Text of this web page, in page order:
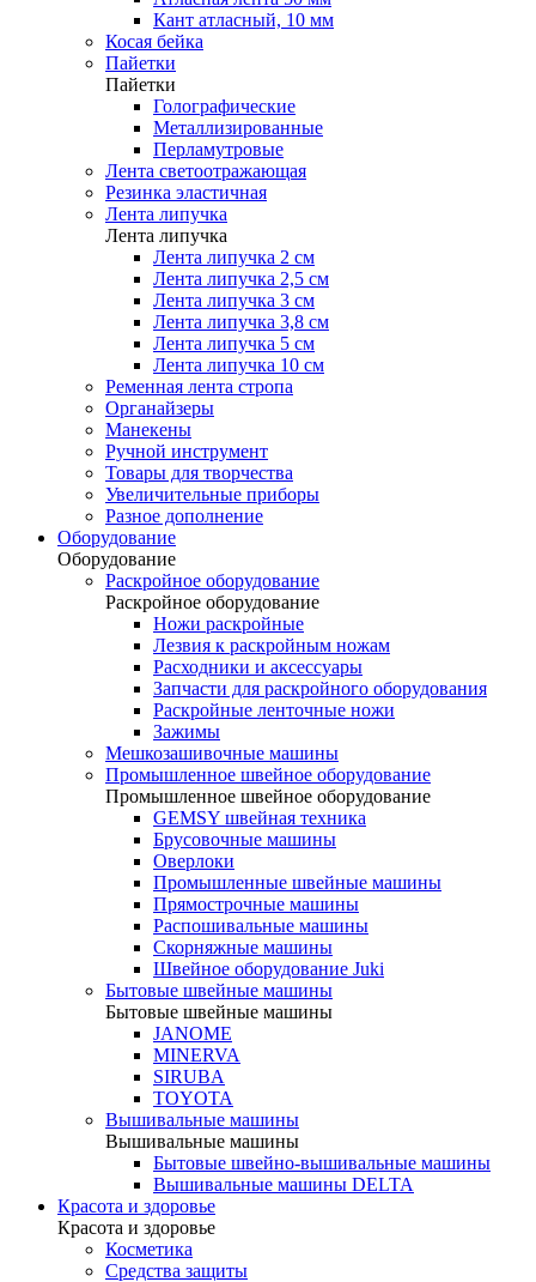
Кант атласный, 10 мм
Косая бейка
Пайетки
Пайетки
Голографические
Металлизированные
Перламутровые
Лента светоотражающая
Резинка эластичная
Лента липучка
Лента липучка
Лента липучка 2 см
Лента липучка 2,5 см
Лента липучка 3 см
Лента липучка 3,8 см
Лента липучка 5 см
Лента липучка 10 см
Ременная лента стропа
Органайзеры
Манекены
Ручной инструмент
Товары для творчества
Увеличительные приборы
Разное дополнение
Оборудование
Оборудование
Раскройное оборудование
Раскройное оборудование
Ножи раскройные
Лезвия к раскройным ножам
Расходники и аксессуары
Запчасти для раскройного оборудования
Раскройные ленточные ножи
Зажимы
Мешкозашивочные машины
Промышленное швейное оборудование
Промышленное швейное оборудование
GEMSY швейная техника
Брусовочные машины
Оверлоки
Промышленные швейные машины
Прямострочные машины
Распошивальные машины
Скорняжные машины
Швейное оборудование Juki
Бытовые швейные машины
Бытовые швейные машины
JANOME
MINERVA
SIRUBA
TOYOTA
Вышивальные машины
Вышивальные машины
Бытовые швейно-вышивальные машины
Вышивальные машины DELTA
Красота и здоровье
Красота и здоровье
Косметика
Средства защиты